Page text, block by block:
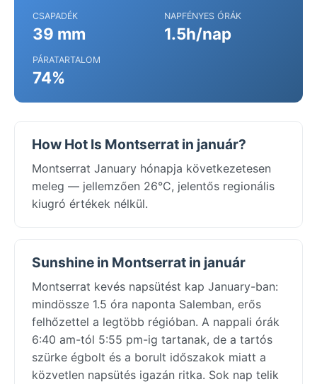
CSAPADÉK
39 mm
NAPFÉNYES ÓRÁK
1.5h/nap
PÁRATARTALOM
74%
How Hot Is Montserrat in január?
Montserrat January hónapja következetesen
meleg — jellemzően 26°C, jelentős regionális
kiugró értékek nélkül.
Sunshine in Montserrat in január
Montserrat kevés napsütést kap January-ban:
mindössze 1.5 óra naponta Salemban, erős
felhőzettel a legtöbb régióban. A nappali órák
6:40 am-tól 5:55 pm-ig tartanak, de a tartós
szürke égbolt és a borult időszakok miatt a
közvetlen napsütés igazán ritka. Sok nap telik